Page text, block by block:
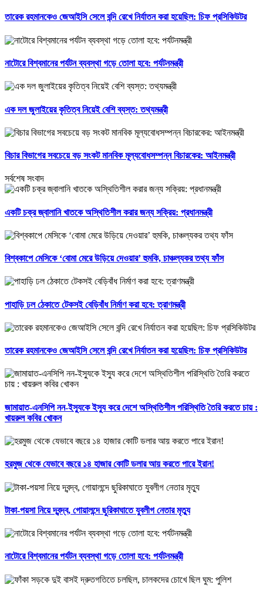
তারেক রহমানকেও জেআইসি সেলে বন্দি রেখে নির্যাতন করা হয়েছিল: চিফ প্রসিকিউটর
নাটোরে বিশ্বমানের পর্যটন ব্যবস্থা গড়ে তোলা হবে: পর্যটনমন্ত্রী
এক দল জুলাইয়ের কৃতিত্ব নিয়েই বেশি ব্যস্ত: তথ্যমন্ত্রী
বিচার বিভাগের সবচেয়ে বড় সংকট মানবিক মূল্যবোধসম্পন্ন বিচারকের: আইনমন্ত্রী
সর্বশেষ সংবাদ
একটি চক্র জ্বালানি খাতকে অস্থিতিশীল করার জন্য সক্রিয়: প্রধানমন্ত্রী
বিশ্বকাপে মেসিকে ‘বোমা মেরে উড়িয়ে দেওয়ার’ হুমকি, চাঞ্চল্যকর তথ্য ফাঁস
পাহাড়ি ঢল ঠেকাতে টেকসই বেড়িবাঁধ নির্মাণ করা হবে: ত্রাণমন্ত্রী
তারেক রহমানকেও জেআইসি সেলে বন্দি রেখে নির্যাতন করা হয়েছিল: চিফ প্রসিকিউটর
জামায়াত-এনসিপি নন-ইস্যুকে ইস্যু করে দেশে অস্থিতিশীল পরিস্থিতি তৈরি করতে চায় :
খায়রুল কবির খোকন
হরমুজ থেকে যেভাবে বছরে ১৪ হাজার কোটি ডলার আয় করতে পারে ইরান!
টাকা-পয়সা নিয়ে দ্বন্দ্ব, গোয়ালন্দে ছুরিকাঘাতে যুবলীগ নেতার মৃত্যু
নাটোরে বিশ্বমানের পর্যটন ব্যবস্থা গড়ে তোলা হবে: পর্যটনমন্ত্রী